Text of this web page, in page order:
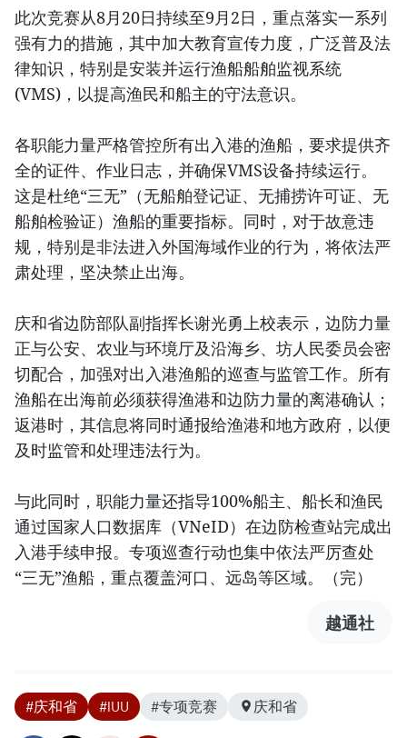
此次竞赛从8月20日持续至9月2日，重点落实一系列
强有力的措施，其中加大教育宣传力度，广泛普及法
律知识，特别是安装并运行渔船船舶监视系统
(VMS)，以提高渔民和船主的守法意识。
各职能力量严格管控所有出入港的渔船，要求提供齐
全的证件、作业日志，并确保VMS设备持续运行。
这是杜绝“三无”（无船舶登记证、无捕捞许可证、无
船舶检验证）渔船的重要指标。同时，对于故意违
规，特别是非法进入外国海域作业的行为，将依法严
肃处理，坚决禁止出海。
庆和省边防部队副指挥长谢光勇上校表示，边防力量
正与公安、农业与环境厅及沿海乡、坊人民委员会密
切配合，加强对出入港渔船的巡查与监管工作。所有
渔船在出海前必须获得渔港和边防力量的离港确认；
返港时，其信息将同时通报给渔港和地方政府，以便
及时监管和处理违法行为。
与此同时，职能力量还指导100%船主、船长和渔民
通过国家人口数据库（VNeID）在边防检查站完成出
入港手续申报。专项巡查行动也集中依法严厉查处
“三无”渔船，重点覆盖河口、远岛等区域。（完）
越通社
#庆和省 #IUU #专项竞赛 庆和省